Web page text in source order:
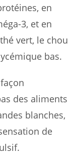
en
3, et en
vert, le chou
bas.
des aliments
blanches,
de